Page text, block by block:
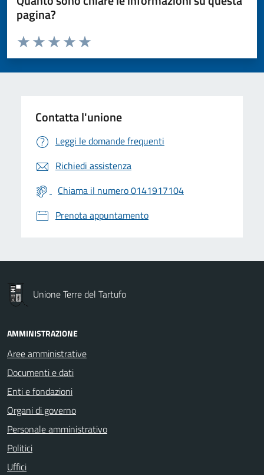
pagina?
Valuta da 1 a 5 stelle la pagina
Valuta 5 stelle su 5
Valuta 4 stelle su 5
Valuta 3 stelle su 5
Valuta 2 stelle su 5
Valuta 1 stelle su 5
Contatta l'unione
Leggi le domande frequenti
Richiedi assistenza
Chiama il numero 0141917104
Prenota appuntamento
Unione Terre del Tartufo
AMMINISTRAZIONE
Aree amministrative
Documenti e dati
Enti e fondazioni
Organi di governo
Personale amministrativo
Politici
Uffici